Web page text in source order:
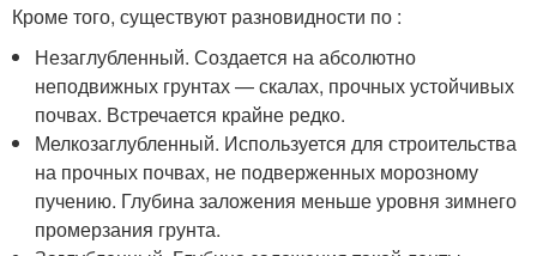
Кроме того, существуют разновидности по :
Незаглубленный. Создается на абсолютно
неподвижных грунтах — скалах, прочных устойчивых
почвах. Встречается крайне редко.
Мелкозаглубленный. Используется для строительства
на прочных почвах, не подверженных морозному
пучению. Глубина заложения меньше уровня зимнего
промерзания грунта.